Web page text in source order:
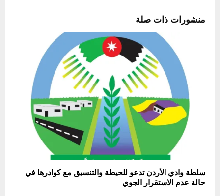
منشورات ذات صلة
سلطة وادي الأردن تدعو للحيطة والتنسيق مع كوادرها في
حالة عدم الاستقرار الجوي